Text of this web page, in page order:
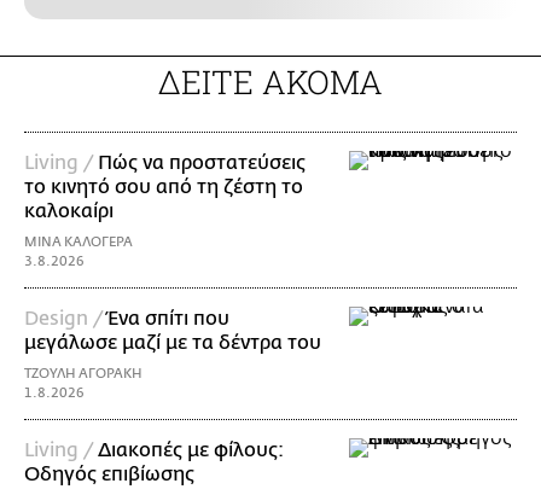
ΔΕΙΤΕ ΑΚΟΜΑ
Living / Πώς να προστατεύσεις
το κινητό σου από τη ζέστη το
καλοκαίρι
ΜΙΝΑ ΚΑΛΟΓΕΡΑ
3.8.2026
Design /Ένα σπίτι που
μεγάλωσε μαζί με τα δέντρα του
ΤΖΟΥΛΗ ΑΓΟΡΑΚΗ
1.8.2026
Living /Διακοπές με φίλους:
Οδηγός επιβίωσης